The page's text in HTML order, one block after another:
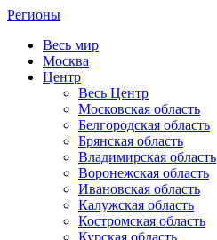
Регионы
Весь мир
Москва
Центр
Весь Центр
Московская область
Белгородская область
Брянская область
Владимирская область
Воронежская область
Ивановская область
Калужская область
Костромская область
Курская область